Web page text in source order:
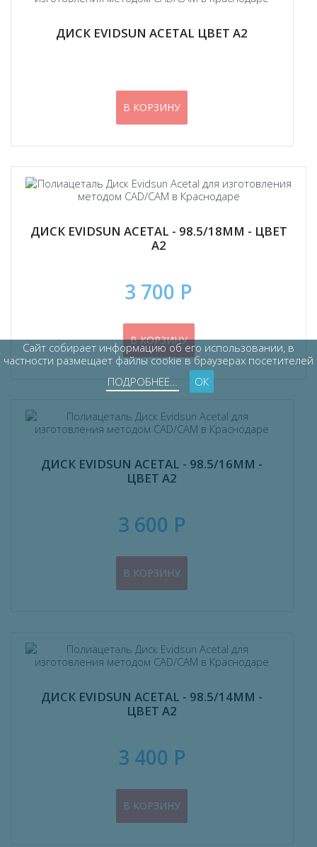
ДИСК EVIDSUN ACETAL ЦВЕТ А2
В КОРЗИНУ
ДИСК EVIDSUN ACETAL - 98.5/18ММ - ЦВЕТ
А2
3 700 Р
В КОРЗИНУ
ДИСК EVIDSUN ACETAL - 98.5/16ММ -
ЦВЕТ А2
3 600 Р
В КОРЗИНУ
ДИСК EVIDSUN ACETAL - 98.5/14ММ -
ЦВЕТ А2
3 400 Р
В КОРЗИНУ
Сайт собирает информацию об его использовании, в
частности размещает файлы cookie в браузерах посетителей
ПОДРОБНЕЕ…
ОК